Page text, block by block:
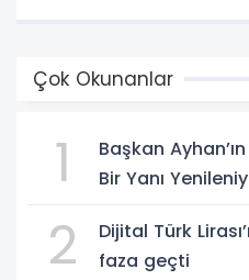
Çok Okunanlar
1
Başkan
Bir Yanı
2
Dijital Türk
faza geçti